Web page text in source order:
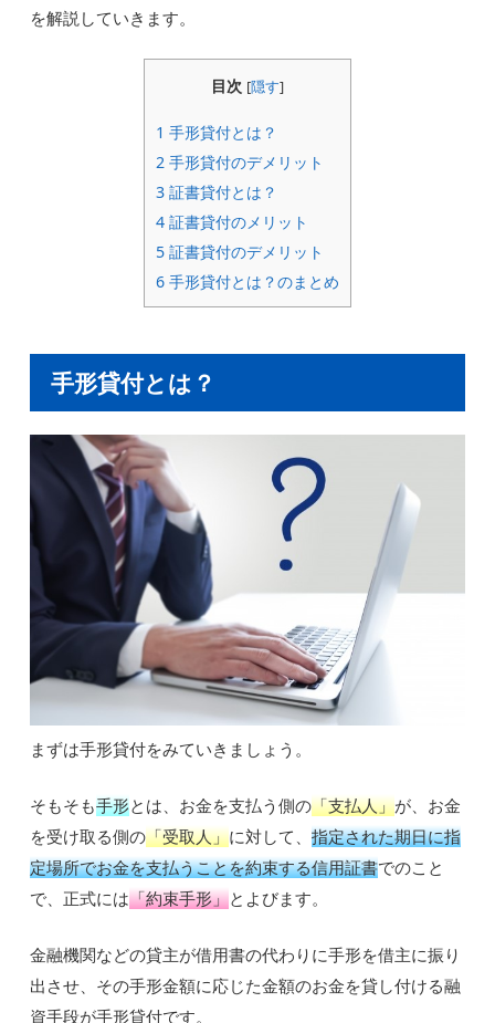
を解説していきます。
目次 [隠す]
1 手形貸付とは？
2 手形貸付のデメリット
3 証書貸付とは？
4 証書貸付のメリット
5 証書貸付のデメリット
6 手形貸付とは？のまとめ
手形貸付とは？
まずは手形貸付をみていきましょう。
そもそも手形とは、お金を支払う側の「支払人」が、お金
を受け取る側の「受取人」に対して、指定された期日に指
定場所でお金を支払うことを約束する信用証書でのこと
で、正式には「約束手形」とよびます。
金融機関などの貸主が借用書の代わりに手形を借主に振り
出させ、その手形金額に応じた金額のお金を貸し付ける融
資手段が手形貸付です。